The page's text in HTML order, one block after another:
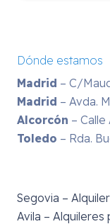
Dónde estamos
Madrid – C/
Madrid – Avda.
Alcorcón –
Toledo – Rda.
Segovia –
Avila –